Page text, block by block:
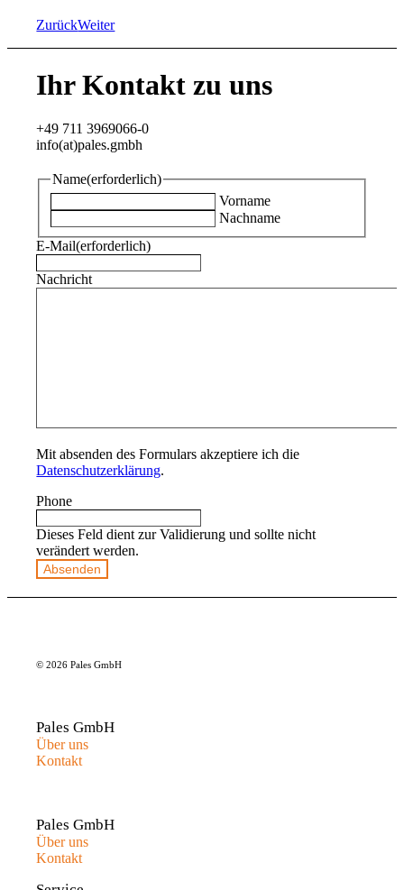
ZurückWeiter
Ihr Kontakt zu uns
+49 711 3969066-0
info(at)pales.gmbh
Name(erforderlich)
Vorname
Nachname
E-Mail(erforderlich)
Nachricht
Mit absenden des Formulars akzeptiere ich die
Datenschutzerklärung.
Phone
Dieses Feld dient zur Validierung und sollte nicht
verändert werden.
© 2026 Pales GmbH
Pales GmbH
Über uns
Kontakt
Pales GmbH
Über uns
Kontakt